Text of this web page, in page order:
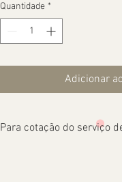
Quantidade *
Adicionar
Para cotação do serviço